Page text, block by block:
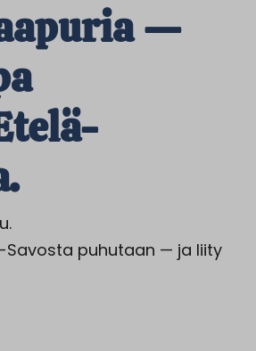
—
Savosta puhutaan — ja liity